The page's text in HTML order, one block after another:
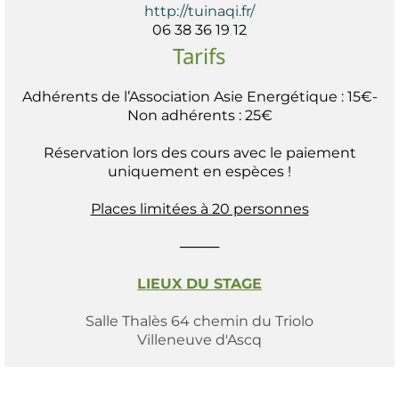
http://tuinaqi.fr/
06 38 36 19 12
Tarifs
Adhérents de l’Association Asie Energétique : 15€-
Non adhérents : 25€
Réservation lors des cours avec le paiement
uniquement en espèces !
Places limitées à 20 personnes
────
LIEUX DU STAGE
Salle Thalès 64 chemin du Triolo
Villeneuve d'Ascq